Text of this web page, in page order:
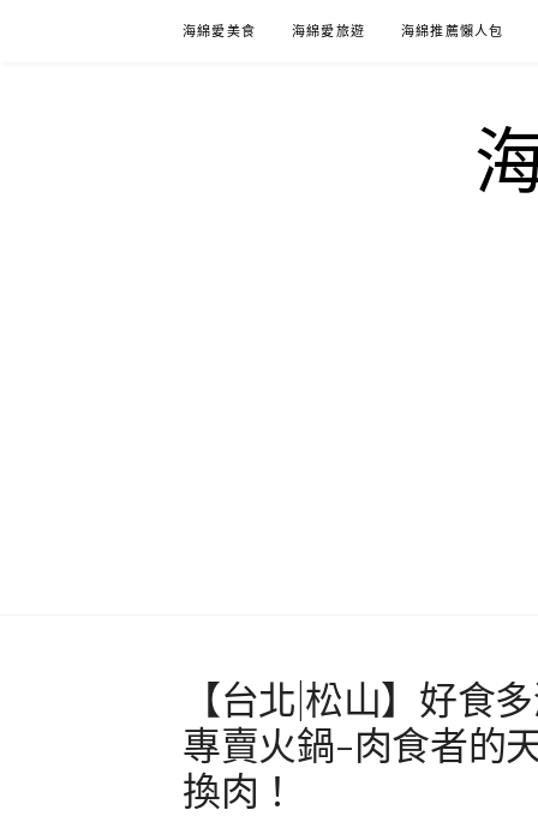
海綿愛美食 海綿愛旅遊 海綿推薦懶人包
【台北|松山】好食
專賣火鍋-肉食者的
換肉！